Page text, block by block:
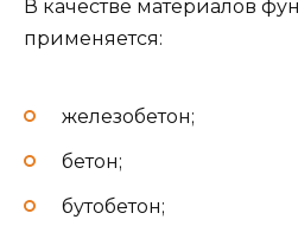
В качестве материалов
применяется:
железобетон;
бетон;
бутобетон;